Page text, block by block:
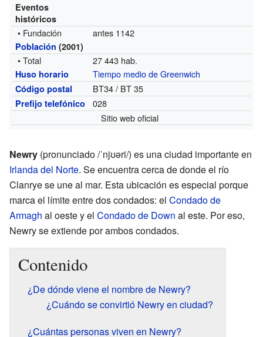
Eventos
históricos
• Fundación antes 1142
Población (2001)
• Total 27 443 hab.
Huso horario Tiempo medio de Greenwich
Código postal BT34 / BT 35
Prefijo telefónico
028
Sitio web oficial
Newry (pronunciado /ˈnjʊəri/) es una ciudad importante en
Irlanda del Norte. Se encuentra cerca de donde el río
Clanrye se une al mar. Esta ubicación es especial porque
marca el límite entre dos condados: el Condado de
Armagh al oeste y el Condado de Down al este. Por eso,
Newry se extiende por ambos condados.
Contenido
¿De dónde viene el nombre de Newry?
¿Cuándo se convirtió Newry en ciudad?
¿Cuántas personas viven en Newry?